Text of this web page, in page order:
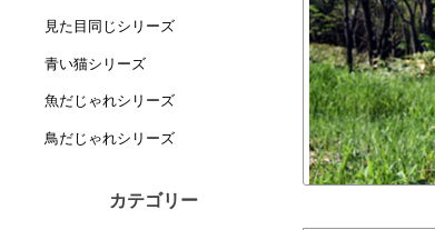
見た目同じシリーズ
青い猫シリーズ
魚だじゃれシリーズ
鳥だじゃれシリーズ
カテゴリー